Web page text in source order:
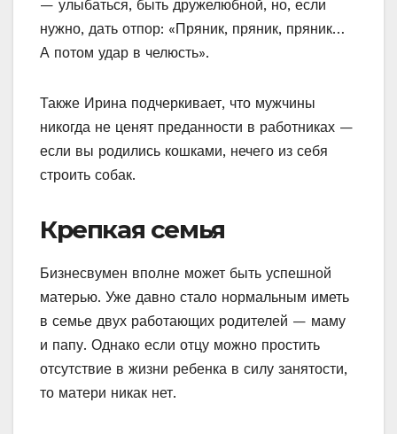
— улыбаться, быть дружелюбной, но, если
нужно, дать отпор: «Пряник, пряник, пряник…
А потом удар в челюсть».
Также Ирина подчеркивает, что мужчины
никогда не ценят преданности в работниках —
если вы родились кошками, нечего из себя
строить собак.
Крепкая семья
Бизнесвумен вполне может быть успешной
матерью. Уже давно стало нормальным иметь
в семье двух работающих родителей — маму
и папу. Однако если отцу можно простить
отсутствие в жизни ребенка в силу занятости,
то матери никак нет.